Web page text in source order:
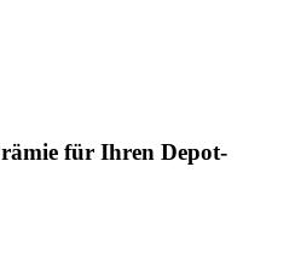
für Ihren Depot-